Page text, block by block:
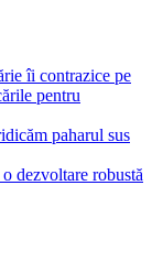
îi contrazice pe
pentru
paharul sus
dezvoltare robustă